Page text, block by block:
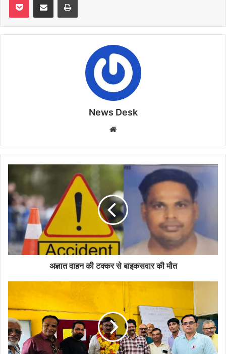
News Desk
की
टक्कर
से
बाइकसवार
मौत
अज्ञात वाहन की टक्कर से बाइकसवार की मौत
में
अग्रणी
स्काउट
शिक्षक
यादव